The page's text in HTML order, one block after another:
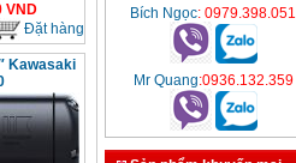
VND
Đặt hàng
Kawasaki
Bích Ngọc: 0979.398.051
Mr Quang:0936.132.359